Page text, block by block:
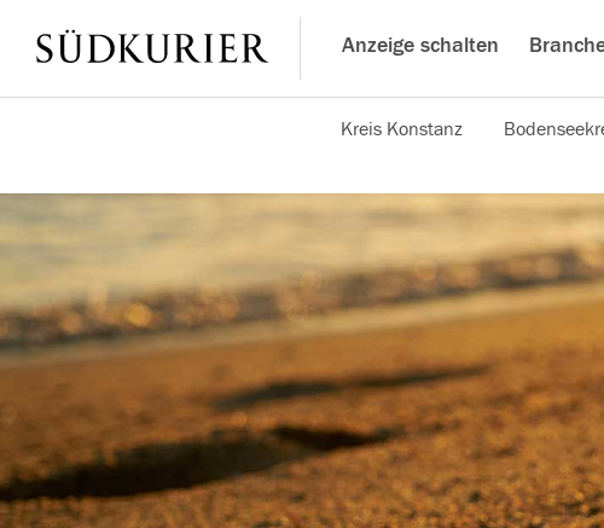
Anzeige schalten
Kreis Konstanz